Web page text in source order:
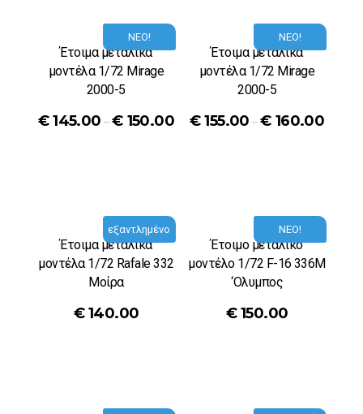
ΝΕΟ!
Έτοιμα μεταλικά
μοντέλα 1/72 Mirage
2000-5
€ 145.00 –€ 150.00
ΝΕΟ!
Έτοιμα μεταλικά
μοντέλα 1/72 Mirage
2000-5
€ 155.00 –€ 160.00
εξαντλημένο
Έτοιμα μεταλικά
μοντέλα 1/72 Rafale 332
Μοίρα
€ 140.00
ΝΕΟ!
Έτοιμο μεταλικό
μοντέλο 1/72 F-16 336M
‘Ολυμπος
€ 150.00